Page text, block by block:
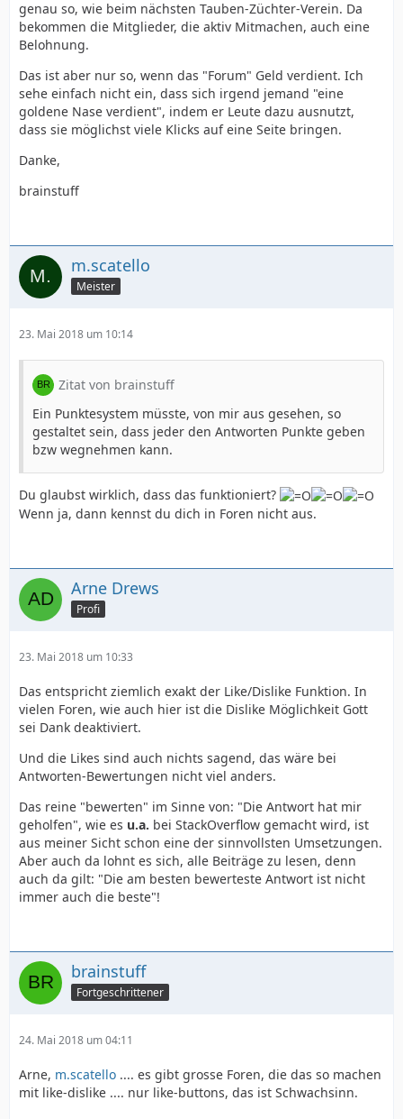
genau so, wie beim nächsten Tauben-Züchter-Verein. Da
bekommen die Mitglieder, die aktiv Mitmachen, auch eine
Belohnung.
Das ist aber nur so, wenn das "Forum" Geld verdient. Ich
sehe einfach nicht ein, dass sich irgend jemand "eine
goldene Nase verdient", indem er Leute dazu ausnutzt,
dass sie möglichst viele Klicks auf eine Seite bringen.
Danke,
brainstuff
m.scatello
Meister
23. Mai 2018 um 10:14
Zitat von brainstuff
Ein Punktesystem müsste, von mir aus gesehen, so
gestaltet sein, dass jeder den Antworten Punkte geben
bzw wegnehmen kann.
Du glaubst wirklich, dass das funktioniert?
Wenn ja, dann kennst du dich in Foren nicht aus.
Arne Drews
Profi
23. Mai 2018 um 10:33
Das entspricht ziemlich exakt der Like/Dislike Funktion. In
vielen Foren, wie auch hier ist die Dislike Möglichkeit Gott
sei Dank deaktiviert.
Und die Likes sind auch nichts sagend, das wäre bei
Antworten-Bewertungen nicht viel anders.
Das reine "bewerten" im Sinne von: "Die Antwort hat mir
geholfen", wie es u.a. bei StackOverflow gemacht wird, ist
aus meiner Sicht schon eine der sinnvollsten Umsetzungen.
Aber auch da lohnt es sich, alle Beiträge zu lesen, denn
auch da gilt: "Die am besten bewerteste Antwort ist nicht
immer auch die beste"!
brainstuff
Fortgeschrittener
24. Mai 2018 um 04:11
Arne, m.scatello .... es gibt grosse Foren, die das so machen
mit like-dislike .... nur like-buttons, das ist Schwachsinn.